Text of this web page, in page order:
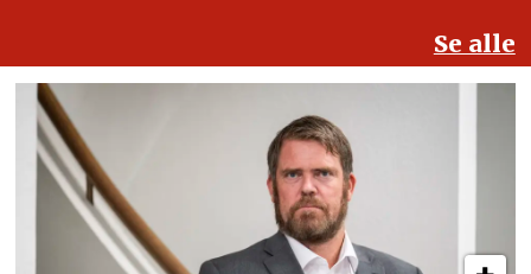
Se alle